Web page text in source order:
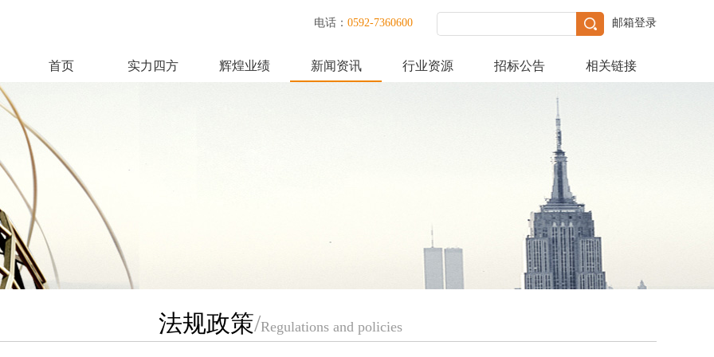
邮箱登录
电话： 0592-7360600
首页 实力四方 辉煌业绩 新闻资讯 行业资源 招标公告 相关链接
法规政策/Regulations and policies